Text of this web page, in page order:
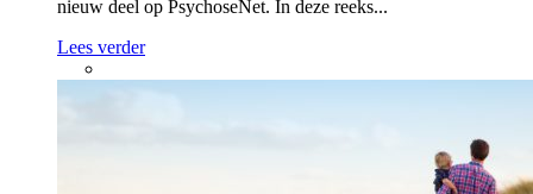
nieuw deel op PsychoseNet. In deze reeks...
Lees verder